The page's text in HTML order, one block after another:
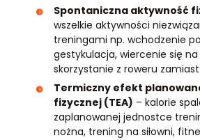
Spontaniczna aktywność
wszelkie aktywności
treningami np. wchodzenie
gestykulacja, wiercenie się na
skorzystanie z roweru
Termiczny efekt
fizycznej (TEA) – kalorie
zaplanowanej jednostce
nożna, trening na siłowni,